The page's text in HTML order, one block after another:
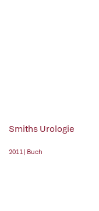
Smiths Urologie
2011 | Buch